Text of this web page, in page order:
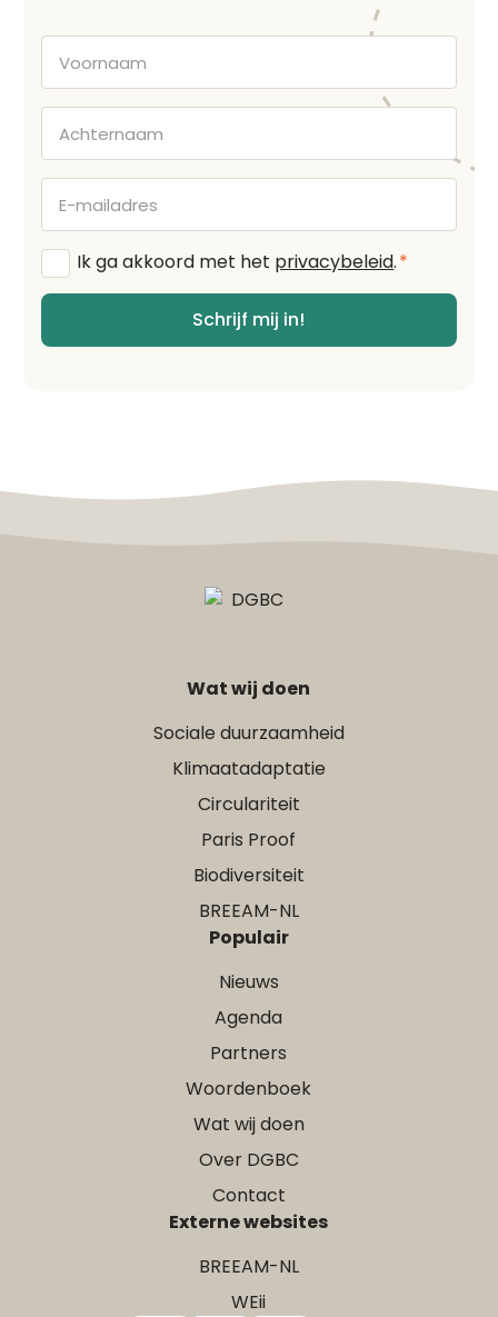
Voornaam
Achternaam
E-
mailadres
Algemene
voorwaarden
Ik ga akkoord met het privacybeleid.*
Schrijf mij in!
Wat wij doen
Sociale duurzaamheid
Klimaatadaptatie
Circulariteit
Paris Proof
Biodiversiteit
BREEAM-NL
Populair
Nieuws
Agenda
Partners
Woordenboek
Wat wij doen
Over DGBC
Contact
Externe websites
BREEAM-NL
WEii